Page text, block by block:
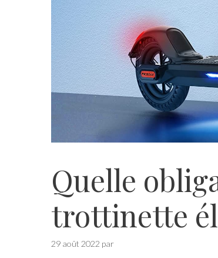
Quelle
trottinette
29 août 2022 par